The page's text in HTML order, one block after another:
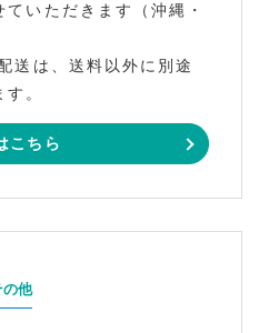
いただきます（沖縄・
送は、送料以外に別途
。
こちら
の他